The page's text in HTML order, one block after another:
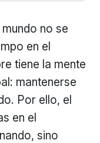
no se
en el
tiene la mente
mantenerse
Por ello, el
en el
sino